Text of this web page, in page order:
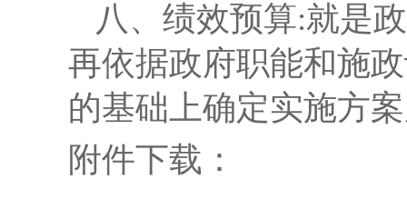
八、 绩效预算:就是
再依据政府职能和施
的基础上确定实施方
附件下载：